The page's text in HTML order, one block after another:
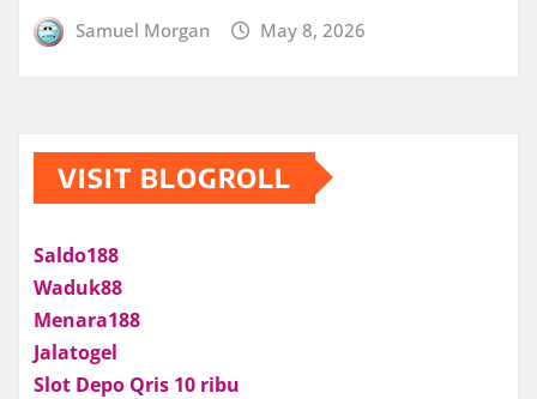
Samuel Morgan May 8, 2026
VISIT BLOGROLL
Saldo188
Waduk88
Menara188
Jalatogel
Slot Depo Qris 10 ribu